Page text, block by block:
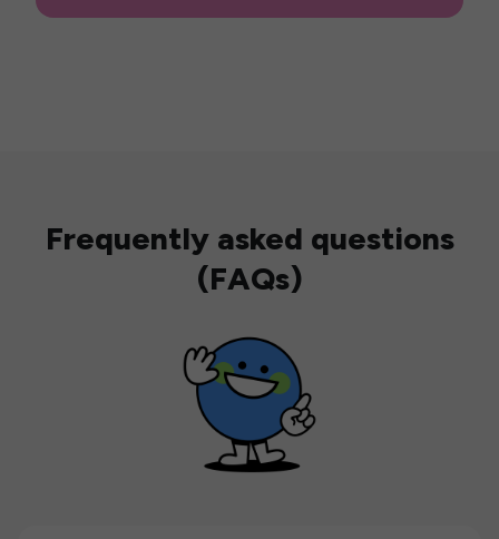
Frequently asked questions
(FAQs)